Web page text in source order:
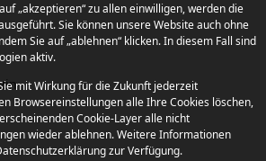
„akzeptieren“ zu allen einwilligen, werden die
Sie können unsere Website auch ohne
Sie auf „ablehnen“ klicken. In diesem Fall sind
aktiv.
mit Wirkung für die Zukunft jederzeit
Browsereinstellungen alle Ihre Cookies löschen,
Cookie-Layer alle nicht
wieder ablehnen. Weitere Informationen
zur Verfügung.